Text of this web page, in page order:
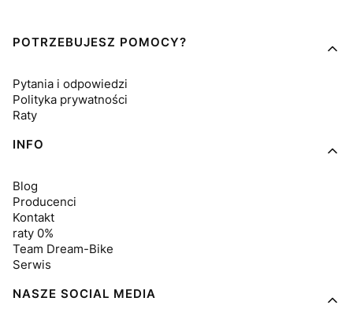
Linki w stopce
POTRZEBUJESZ POMOCY?
Pytania i odpowiedzi
Polityka prywatności
Raty
INFO
Blog
Producenci
Kontakt
raty 0%
Team Dream-Bike
Serwis
NASZE SOCIAL MEDIA